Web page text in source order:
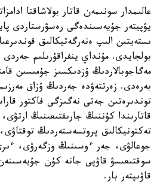
عالىمدار سونىمەن قاتار بولاشاقتا
يۋپيتەر جۇيەسىندەگى رەسۋرستاردى
ىستەيتىن الىپ ەنەرگەتيكالىق
بولجايدى. مۇنداي ينفراقۇرىلىم جەردى
مەگاجوبالاردىڭ ۇزدىكسىز جۇمىسىن
بەرەدى. زەرتتەۋدە جەردىڭ ۇزاق
توندىرەتىن جەتى نەگىزگى فاكتور
قاتارىندا كۇننىڭ جارىقتىعىنىڭ
تەكتونيكالىق پروتسەستەردىڭ
جوعالۋى، جەر ءوسىنىڭ وزگەرۋى،
سوقتىعىسۋ قاۋپى جانە كۇن
قاۋىپتەر بار.